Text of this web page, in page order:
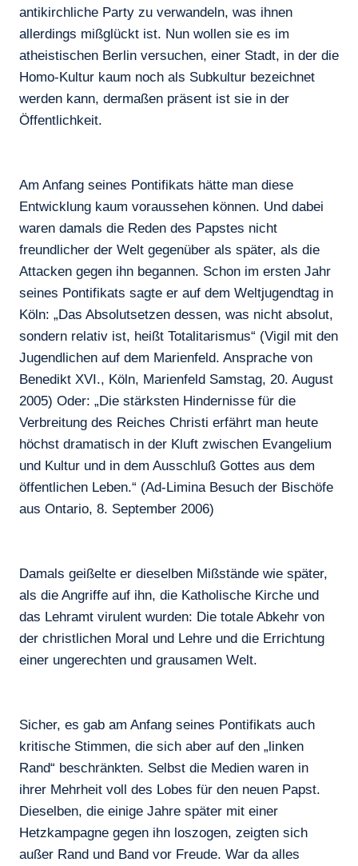
antikirchliche Party zu verwandeln, was ihnen
allerdings mißglückt ist. Nun wollen sie es im
atheistischen Berlin versuchen, einer Stadt, in der die
Homo-Kultur kaum noch als Subkultur bezeichnet
werden kann, dermaßen präsent ist sie in der
Öffentlichkeit.
Am Anfang seines Pontifikats hätte man diese
Entwicklung kaum voraussehen können. Und dabei
waren damals die Reden des Papstes nicht
freundlicher der Welt gegenüber als später, als die
Attacken gegen ihn begannen. Schon im ersten Jahr
seines Pontifikats sagte er auf dem Weltjugendtag in
Köln: „Das Absolutsetzen dessen, was nicht absolut,
sondern relativ ist, heißt Totalitarismus“ (Vigil mit den
Jugendlichen auf dem Marienfeld. Ansprache von
Benedikt XVI., Köln, Marienfeld Samstag, 20. August
2005) Oder: „Die stärksten Hindernisse für die
Verbreitung des Reiches Christi erfährt man heute
höchst dramatisch in der Kluft zwischen Evangelium
und Kultur und in dem Ausschluß Gottes aus dem
öffentlichen Leben.“ (Ad-Limina Besuch der Bischöfe
aus Ontario, 8. September 2006)
Damals geißelte er dieselben Mißstände wie später,
als die Angriffe auf ihn, die Katholische Kirche und
das Lehramt virulent wurden: Die totale Abkehr von
der christlichen Moral und Lehre und die Errichtung
einer ungerechten und grausamen Welt.
Sicher, es gab am Anfang seines Pontifikats auch
kritische Stimmen, die sich aber auf den „linken
Rand“ beschränkten. Selbst die Medien waren in
ihrer Mehrheit voll des Lobes für den neuen Papst.
Dieselben, die einige Jahre später mit einer
Hetzkampagne gegen ihn loszogen, zeigten sich
außer Rand und Band vor Freude. War da alles